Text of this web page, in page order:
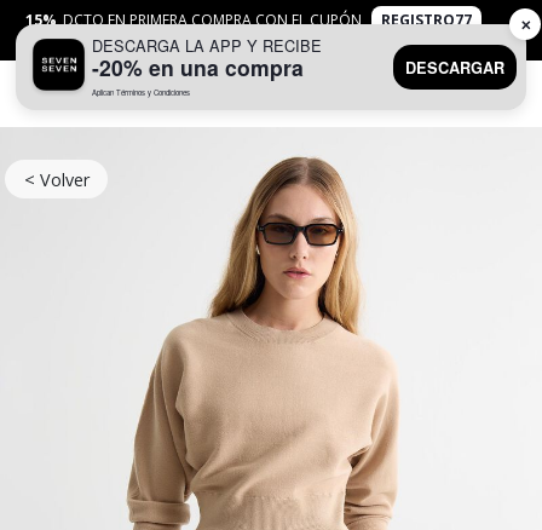
15% DCTO EN PRIMERA COMPRA CON EL CUPÓN
REGISTRO77
APLICANTYC
< Volver
DESCARGA LA APP Y RECIBE
-20% en una compra
Aplican Términos y Condiciones
DESCARGAR
✕